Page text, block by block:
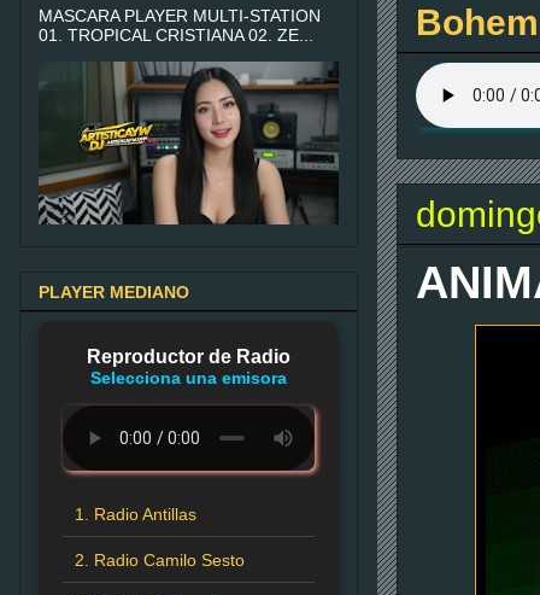
MASCARA PLAYER MULTI-STATION
01. TROPICAL CRISTIANA 02. ZE...
PLAYER MEDIANO
Reproductor de Radio
Selecciona una emisora
1. Radio Antillas
2. Radio Camilo Sesto